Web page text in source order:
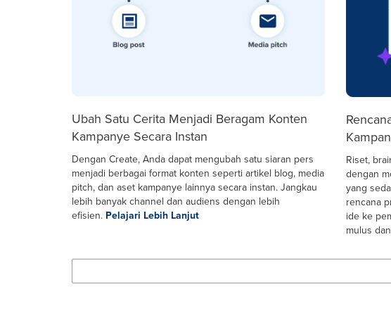
Ubah Satu Cerita Menjadi Beragam Konten
Kampanye Secara Instan
Dengan Create, Anda dapat mengubah satu siaran pers
menjadi berbagai format konten seperti artikel blog, media
pitch, dan aset kampanye lainnya secara instan. Jangkau
lebih banyak channel dan audiens dengan lebih
efisien. Pelajari Lebih Lanjut
Riset,
dengan
yang
rencana
ide ke
mulus